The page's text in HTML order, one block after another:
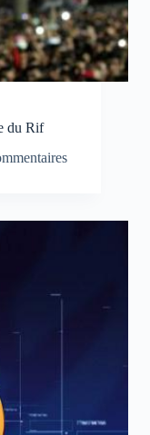
du Rif